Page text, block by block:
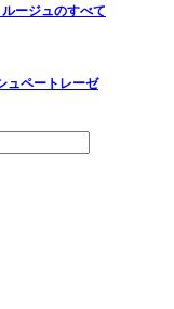
ージュのすべて
ュペートレーゼ